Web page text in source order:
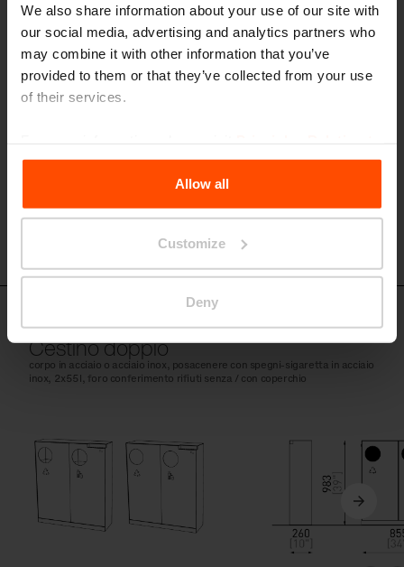
We also share information about your use of our site with
our social media, advertising and analytics partners who
may combine it with other information that you’ve
provided to them or that they’ve collected from your use
of their services.
the Processing Personal Data.
Allow all
Customize
Deny
Cestino doppio
corpo in acciaio o acciaio inox, foro conferimento rifiuti senza / con
coperchio, 2x55l, variante senza portacenere
Cestino doppio
corpo in acciaio o acciaio inox, posacenere con spegni-sigaretta in acciaio
inox, 2x55l, foro conferimento rifiuti senza / con coperchio